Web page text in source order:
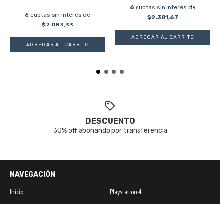
6 cuotas sin interés de
$7.083,33
6 cuotas sin interés de
$2.381,67
DESCUENTO
30% off abonando por transferencia
NAVEGACIÓN
Inicio Playstation 4